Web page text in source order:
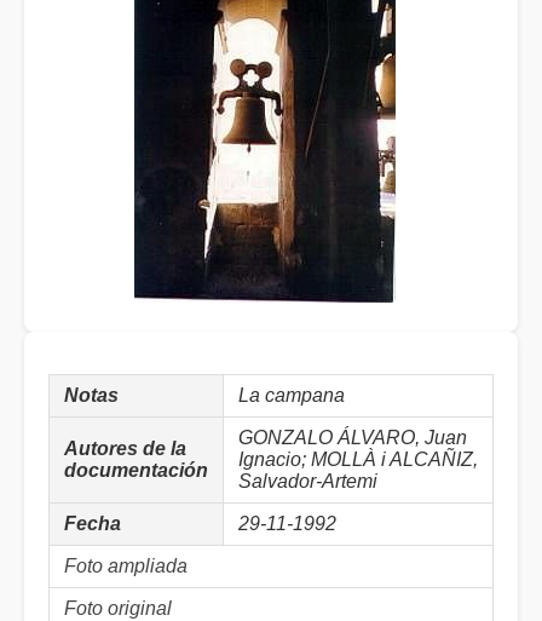
Notas La campana
Autores de la
documentación
GONZALO ÁLVARO, Juan
Ignacio; MOLLÀ i ALCAÑIZ,
Salvador-Artemi
Fecha 29-11-1992
Foto ampliada
Foto original